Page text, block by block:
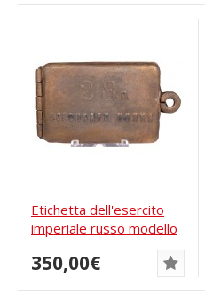
Etichetta dell'esercito
imperiale russo modello
350,00€